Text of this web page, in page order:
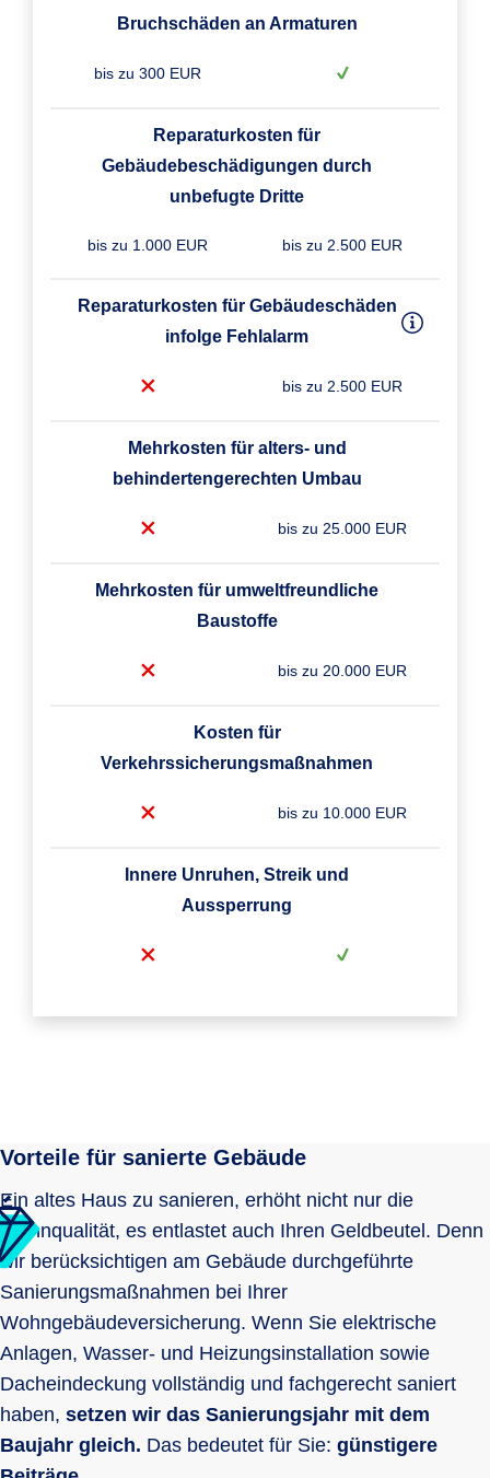
Bruchschäden an Armaturen
bis zu 300 EUR
Reparaturkosten für
Gebäudebeschädigungen durch
unbefugte Dritte
bis zu 1.000 EUR bis zu 2.500 EUR
Reparaturkosten für Gebäudeschäden
infolge Fehlalarm
bis zu 2.500 EUR
Mehrkosten für alters- und
behindertengerechten Umbau
bis zu 25.000 EUR
Mehrkosten für umweltfreundliche
Baustoffe
bis zu 20.000 EUR
Kosten für
Verkehrssicherungsmaßnahmen
bis zu 10.000 EUR
Innere Unruhen, Streik und
Aussperrung
Vorteile für sanierte Gebäude
Ein altes Haus zu sanieren, erhöht nicht nur die
Wohnqualität, es entlastet auch Ihren Geldbeutel. Denn
wir berücksichtigen am Gebäude durchgeführte
Sanierungsmaßnahmen bei Ihrer
Wohngebäudeversicherung. Wenn Sie elektrische
Anlagen, Wasser- und Heizungsinstallation sowie
Dacheindeckung vollständig und fachgerecht saniert
haben, setzen wir das Sanierungsjahr mit dem
Baujahr gleich. Das bedeutet für Sie: günstigere